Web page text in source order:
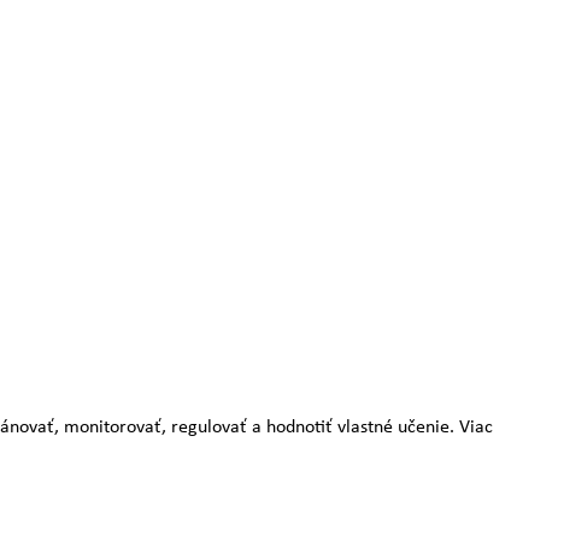
monitorovať, regulovať a hodnotiť vlastné učenie. Viac